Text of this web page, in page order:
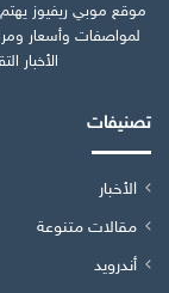
موقع موبي ريفيوز
لمواصفات وأسعار
الأخبار
تصنيفات
الأخبار
مقالات متنوعة
أندرويد